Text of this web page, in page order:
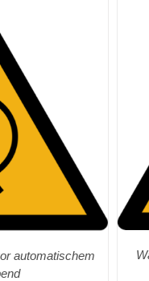
automatischem
DETAILS